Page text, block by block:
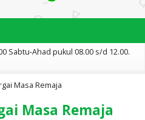
Sabtu-Ahad pukul 08.00 s/d 12.00.
Masa Remaja
Masa Remaja